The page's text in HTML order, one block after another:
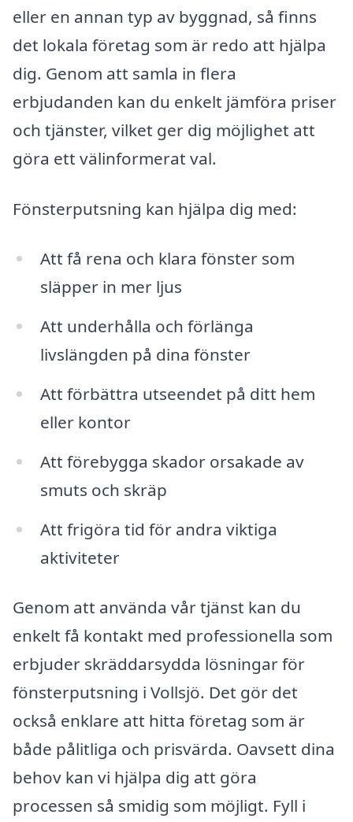
eller en annan typ av byggnad, så finns
det lokala företag som är redo att hjälpa
dig. Genom att samla in flera
erbjudanden kan du enkelt jämföra priser
och tjänster, vilket ger dig möjlighet att
göra ett välinformerat val.
Fönsterputsning kan hjälpa dig med:
Att få rena och klara fönster som
släpper in mer ljus
Att underhålla och förlänga
livslängden på dina fönster
Att förbättra utseendet på ditt hem
eller kontor
Att förebygga skador orsakade av
smuts och skräp
Att frigöra tid för andra viktiga
aktiviteter
Genom att använda vår tjänst kan du
enkelt få kontakt med professionella som
erbjuder skräddarsydda lösningar för
fönsterputsning i Vollsjö. Det gör det
också enklare att hitta företag som är
både pålitliga och prisvärda. Oavsett dina
behov kan vi hjälpa dig att göra
processen så smidig som möjligt. Fyll i